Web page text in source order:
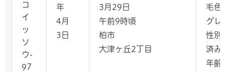
コ
イ
ッ
ソ
ウ-
97
年
4月
3日
3月29日
午前9時頃
柏市
大津ヶ丘2丁目
毛色
グレ
性別
済み
年齢